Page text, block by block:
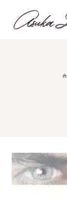
Inhalt
springen